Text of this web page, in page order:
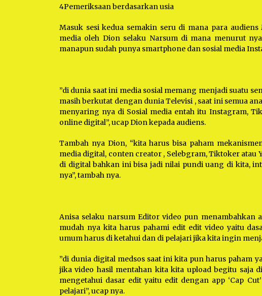
4Pemeriksaan berdasarkan usia
Masuk sesi kedua semakin seru di mana para
media oleh Dion selaku Narsum di mana menurut
manapun sudah punya smartphone dan sosial media
”di dunia saat ini media sosial memang menjadi suatu
masih berkutat dengan dunia Televisi , saat ini semua
menyaring nya di Sosial media entah itu Instagram,
online digital”, ucap Dion kepada audiens.
Tambah nya Dion, “kita harus bisa paham
media digital, conten creator , Selebgram, Tiktoker
di digital bahkan ini bisa jadi nilai pundi uang di kita,
nya”, tambah nya.
Anisa selaku narsum Editor video pun
mudah nya kita harus pahami edit edit video yaitu
umum harus di ketahui dan di pelajari jika kita ingin
”di dunia digital medsos saat ini kita pun harus paham
jika video hasil mentahan kita kita upload begitu saja
mengetahui dasar edit yaitu edit dengan app ‘Cap
pelajari”, ucap nya.